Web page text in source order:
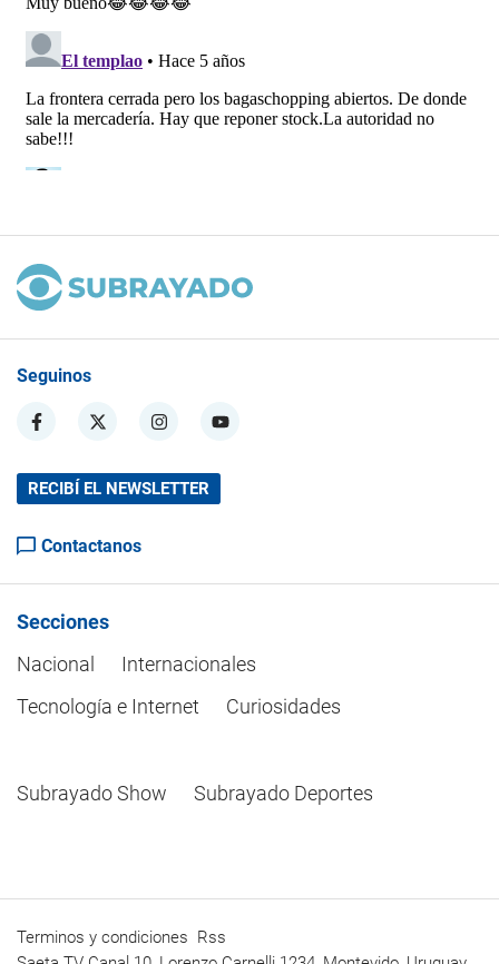
Seguinos
RECIBÍ EL NEWSLETTER
Contactanos
Secciones
Nacional
Internacionales
Tecnología e Internet
Curiosidades
Subrayado Show Subrayado Deportes
Terminos y condiciones Rss